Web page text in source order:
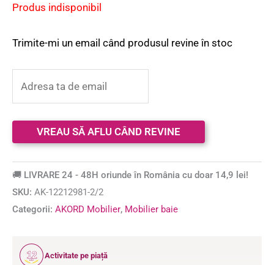
Produs indisponibil
Trimite-mi un email când produsul revine în stoc
🚚 LIVRARE 24 - 48H oriunde în România cu doar 14,9 lei!
SKU: AK-12212981-2/2
Categorii: AKORD Mobilier, Mobilier baie
12
ANI
Activitate pe piață